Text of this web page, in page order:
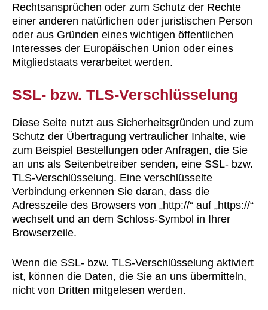
Rechtsansprüchen oder zum Schutz der Rechte
einer anderen natürlichen oder juristischen Person
oder aus Gründen eines wichtigen öffentlichen
Interesses der Europäischen Union oder eines
Mitgliedstaats verarbeitet werden.
SSL- bzw. TLS-Verschlüsselung
Diese Seite nutzt aus Sicherheitsgründen und zum
Schutz der Übertragung vertraulicher Inhalte, wie
zum Beispiel Bestellungen oder Anfragen, die Sie
an uns als Seitenbetreiber senden, eine SSL- bzw.
TLS-Verschlüsselung. Eine verschlüsselte
Verbindung erkennen Sie daran, dass die
Adresszeile des Browsers von „http://“ auf „https://“
wechselt und an dem Schloss-Symbol in Ihrer
Browserzeile.
Wenn die SSL- bzw. TLS-Verschlüsselung aktiviert
ist, können die Daten, die Sie an uns übermitteln,
nicht von Dritten mitgelesen werden.